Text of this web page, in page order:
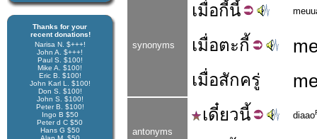
Thanks for your
recent donations!
Narisa N. $+++!
John A. $+++!
Paul S. $100!
Mike A. $100!
Eric B. $100!
John Karl L. $100!
Don S. $100!
John S. $100!
Peter B. $100!
Ingo B $50
Peter d C $50
Hans G $50
synonyms
เมื่อกี้นี้
เมื่อตะกี้
เมื่อสักครู่
antonyms
เดี๋ยวนี้ diaao